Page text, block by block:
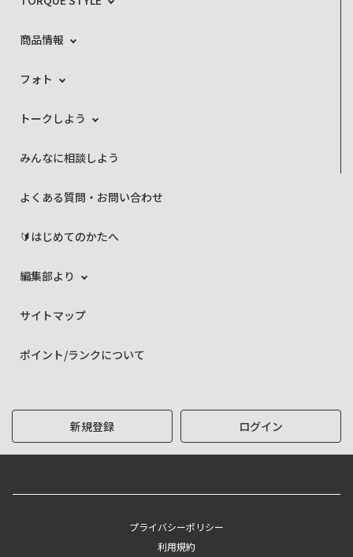
商品情報
フォト
トークしよう
みんなに相談しよう
よくある質問・お問い合わせ
🔰はじめてのかたへ
編集部より
サイトマップ
ポイント/ランクについて
新規登録 ログイン
プライバシーポリシー
利用規約